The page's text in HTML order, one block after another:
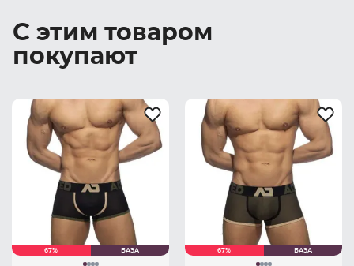
С этим товаром
покупают
67% БАЗА 67% БАЗА